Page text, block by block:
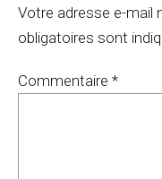
Votre adresse e-mail
obligatoires sont
Commentaire *